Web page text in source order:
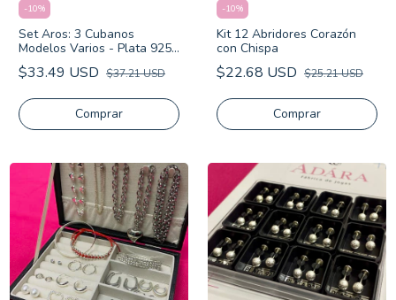
-10%
Set Aros: 3 Cubanos
Modelos Varios - Plata 925
con Oro
$33.49 USD $37.21 USD
-10%
Kit 12 Abridores Corazón
con Chispa
$22.68 USD $25.21 USD